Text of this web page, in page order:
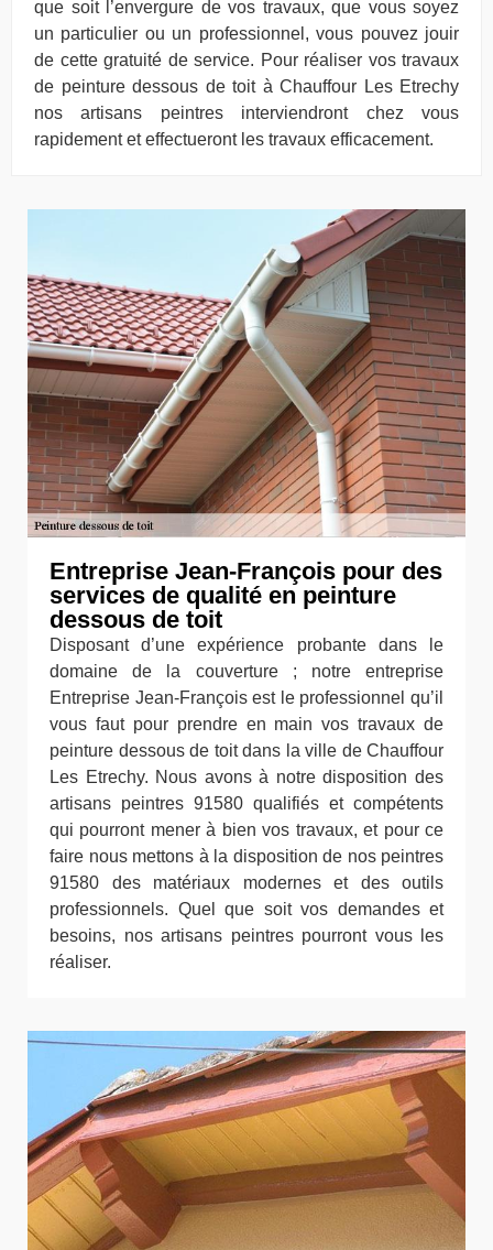
que soit l’envergure de vos travaux, que vous soyez
un particulier ou un professionnel, vous pouvez jouir
de cette gratuité de service. Pour réaliser vos travaux
de peinture dessous de toit à Chauffour Les Etrechy
nos artisans peintres interviendront chez vous
rapidement et effectueront les travaux efficacement.
Entreprise Jean-François pour des
services de qualité en peinture
dessous de toit
Disposant d’une expérience probante dans le
domaine de la couverture ; notre entreprise
Entreprise Jean-François est le professionnel qu’il
vous faut pour prendre en main vos travaux de
peinture dessous de toit dans la ville de Chauffour
Les Etrechy. Nous avons à notre disposition des
artisans peintres 91580 qualifiés et compétents
qui pourront mener à bien vos travaux, et pour ce
faire nous mettons à la disposition de nos peintres
91580 des matériaux modernes et des outils
professionnels. Quel que soit vos demandes et
besoins, nos artisans peintres pourront vous les
réaliser.